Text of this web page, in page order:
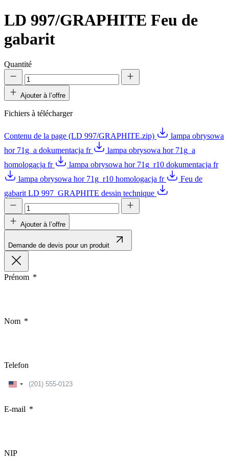
LD 997/GRAPHITE Feu de
gabarit
Quantité
Ajouter à l’offre
Fichiers à télécharger
Contenu de la page (LD 997/GRAPHITE.zip)
lampa obrysowa
hor 71g_a dokumentacja fr
lampa obrysowa hor 71g_a
homologacja fr
lampa obrysowa hor 71g_r10 dokumentacja fr
lampa obrysowa hor 71g_r10 homologacja fr
Feu de
gabarit LD 997_GRAPHITE dessin technique
Ajouter à l’offre
Demande de devis pour un produit
Prénom
Nom
Telefon
United
E-mail
NIP